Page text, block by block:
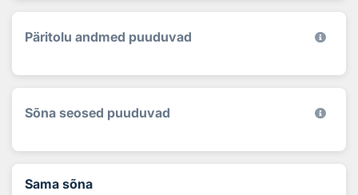
Päritolu andmed puuduvad
Sõna seosed puuduvad
Sama sõna